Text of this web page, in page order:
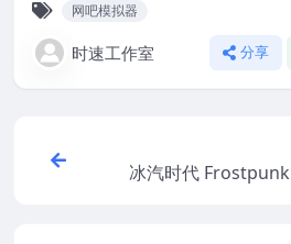
网吧模拟器
时速工作室 分享
冰汽时代 Frostpunk